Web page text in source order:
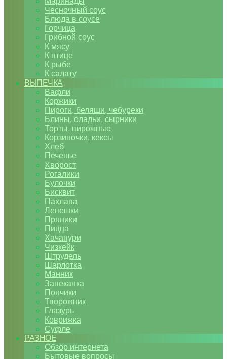
Чесночный соус
Блюда в соусе
Горчица
Грибной соус
К мясу
К птице
К рыбе
К салату
ВЫПЕЧКА
Вафли
Коржики
Пироги, беляши, чебуреки
Блины, оладьи, сырники
Торты, пирожные
Корзиночки, кексы
Хлеб
Печенье
Хворост
Рогалики
Булочки
Бисквит
Пахлава
Лепешки
Пряники
Пицца
Хачапури
Чизкейк
Штрудель
Шарлотка
Манник
Запеканка
Пончики
Творожник
Глазурь
Коврижка
Суфле
РАЗНОЕ
Обзор интернета
Бытовые вопросы